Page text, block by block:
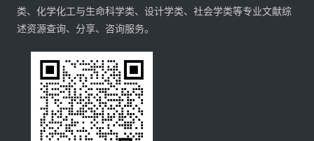
类、化学化工与生命科学类、设计学类、社会学类等专业文献综
述资源查询、分享、咨询服务。